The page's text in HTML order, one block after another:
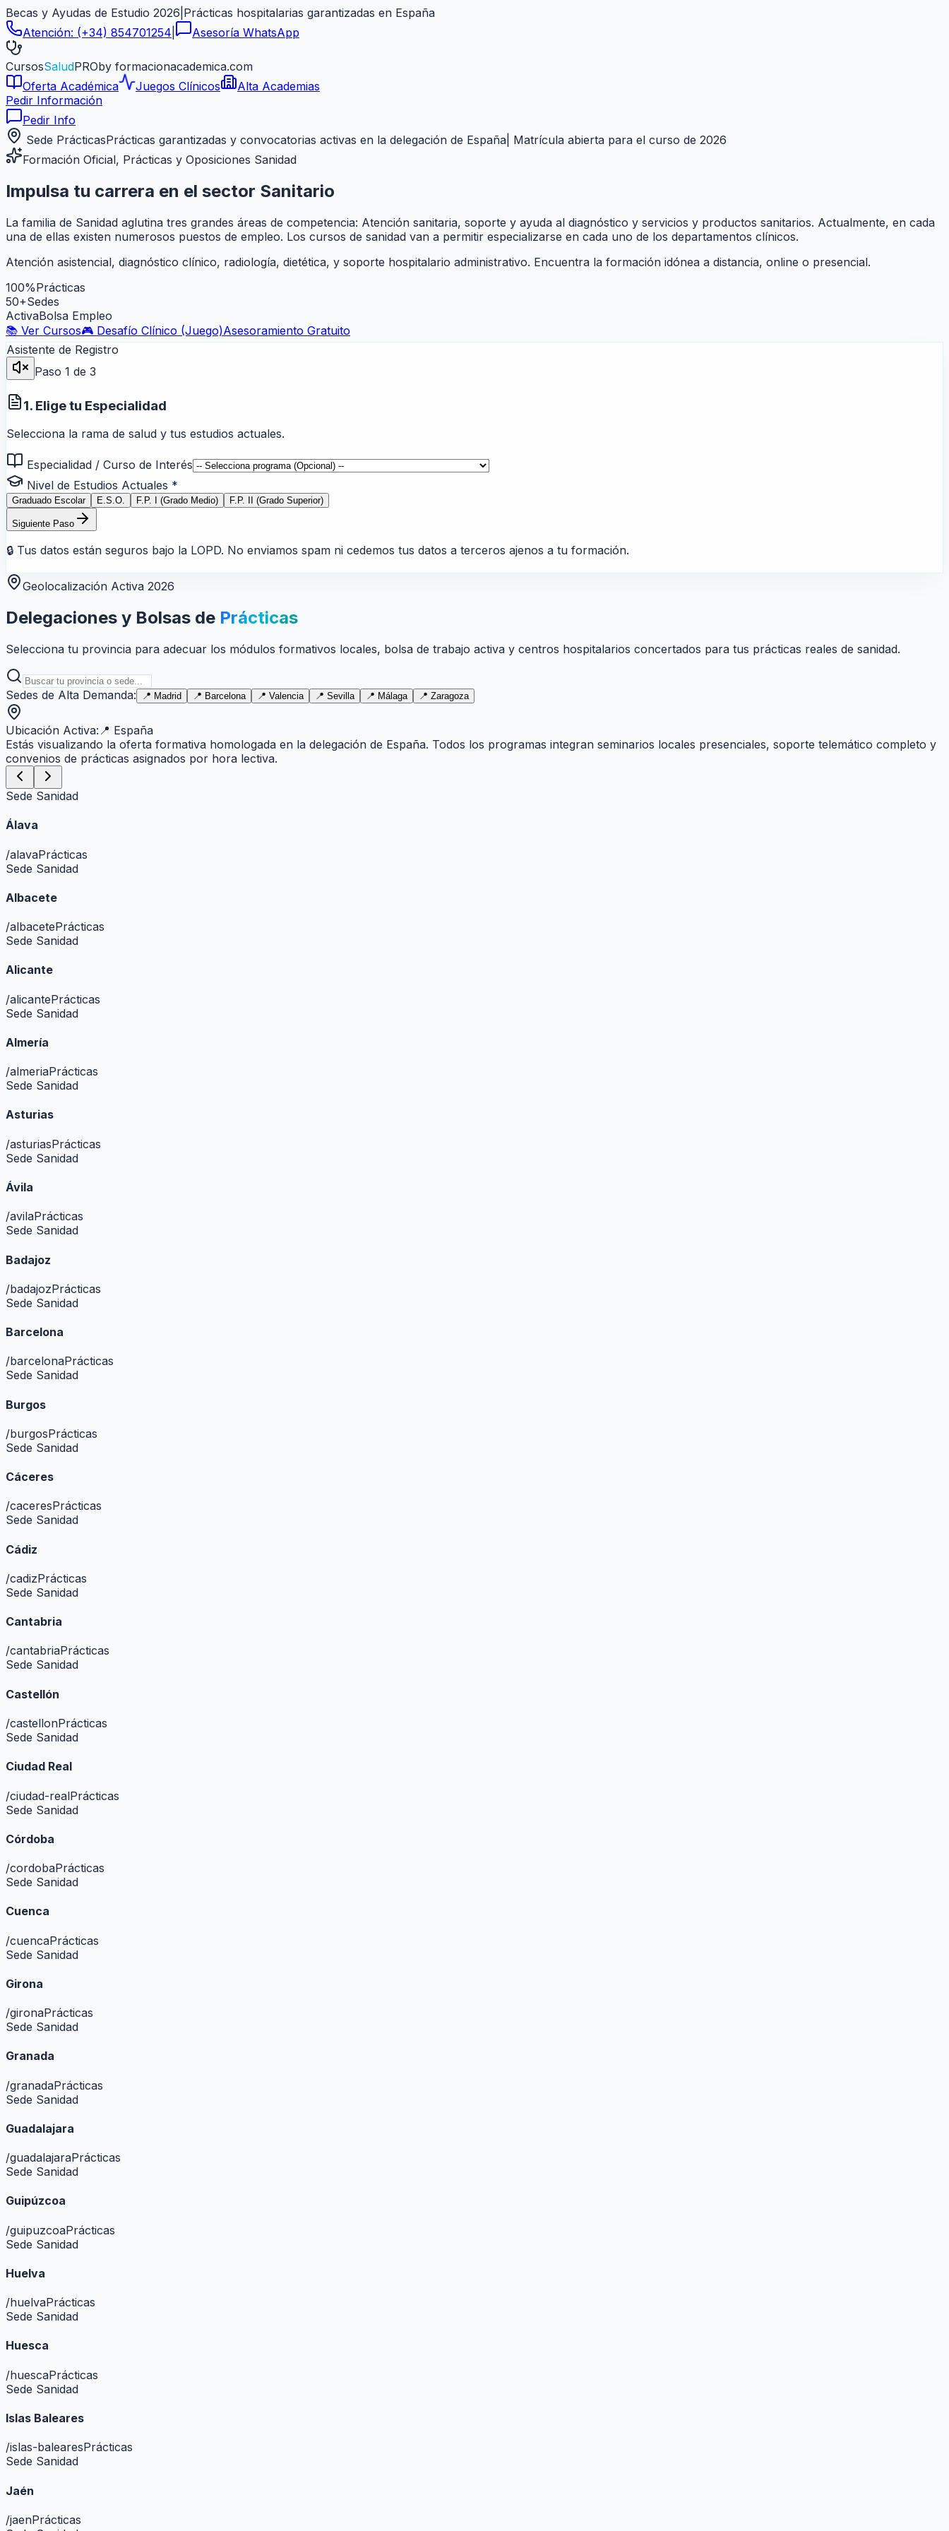
Becas y Ayudas de Estudio 2026 Prácticas hospitalarias garantizadas en España
Atención: (+34) 854701254 Asesoría WhatsApp
CursosSaludPROby formacionacademica.com
Oferta Académica
Juegos Clínicos
Alta Academias
Pedir Información
Pedir Info
Sede PrácticasPrácticas garantizadas y convocatorias activas en la delegación de España | Matrícula abierta para el curso de 2026
Formación Oficial, Prácticas y Oposiciones Sanidad
Impulsa tu carrera en el sector Sanitario
La familia de Sanidad aglutina tres grandes áreas de competencia: Atención sanitaria, soporte y ayuda al diagnóstico y servicios y productos sanitarios. Actualmente, en cada
una de ellas existen numerosos puestos de empleo. Los cursos de sanidad van a permitir especializarse en cada uno de los departamentos clínicos.
Atención asistencial, diagnóstico clínico, radiología, dietética, y soporte hospitalario administrativo. Encuentra la formación idónea a distancia, online o presencial.
100%Prácticas
50+Sedes
ActivaBolsa Empleo
📚 Ver Cursos🎮 Desafío Clínico (Juego)Asesoramiento Gratuito
Asistente de Registro
Paso 1 de 3
1. Elige tu Especialidad
Selecciona la rama de salud y tus estudios actuales.
Especialidad / Curso de Interés
Nivel de Estudios Actuales *
Graduado Escolar E.S.O. F.P. I (Grado Medio) F.P. II (Grado Superior)
Siguiente Paso
🔒 Tus datos están seguros bajo la LOPD. No enviamos spam ni cedemos tus datos a terceros ajenos a tu formación.
Geolocalización Activa 2026
Delegaciones y Bolsas de Prácticas
Selecciona tu provincia para adecuar los módulos formativos locales, bolsa de trabajo activa y centros hospitalarios concertados para tus prácticas reales de sanidad.
Sedes de Alta Demanda: 📍 Madrid 📍 Barcelona 📍 Valencia 📍 Sevilla 📍 Málaga 📍 Zaragoza
Ubicación Activa: 📍 España
Estás visualizando la oferta formativa homologada en la delegación de España. Todos los programas integran seminarios locales presenciales, soporte telemático completo y
convenios de prácticas asignados por hora lectiva.
Sede Sanidad
Álava
/alavaPrácticas
Sede Sanidad
Albacete
/albacetePrácticas
Sede Sanidad
Alicante
/alicantePrácticas
Sede Sanidad
Almería
/almeriaPrácticas
Sede Sanidad
Asturias
/asturiasPrácticas
Sede Sanidad
Ávila
/avilaPrácticas
Sede Sanidad
Badajoz
/badajozPrácticas
Sede Sanidad
Barcelona
/barcelonaPrácticas
Sede Sanidad
Burgos
/burgosPrácticas
Sede Sanidad
Cáceres
/caceresPrácticas
Sede Sanidad
Cádiz
/cadizPrácticas
Sede Sanidad
Cantabria
/cantabriaPrácticas
Sede Sanidad
Castellón
/castellonPrácticas
Sede Sanidad
Ciudad Real
/ciudad-realPrácticas
Sede Sanidad
Córdoba
/cordobaPrácticas
Sede Sanidad
Cuenca
/cuencaPrácticas
Sede Sanidad
Girona
/gironaPrácticas
Sede Sanidad
Granada
/granadaPrácticas
Sede Sanidad
Guadalajara
/guadalajaraPrácticas
Sede Sanidad
Guipúzcoa
/guipuzcoaPrácticas
Sede Sanidad
Huelva
/huelvaPrácticas
Sede Sanidad
Huesca
/huescaPrácticas
Sede Sanidad
Islas Baleares
/islas-balearesPrácticas
Sede Sanidad
Jaén
/jaenPrácticas